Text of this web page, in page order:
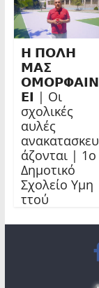
𝝜 𝝥𝝤𝝠𝝜
𝝡𝝖𝝨
𝝤𝝡𝝤𝝦𝝫𝝖𝝞𝝢
𝝚𝝞 | Οι
σχολικές
αυλές
ανακατασκευ
άζονται | 1ο
Δημοτικό
Σχολείο Υμη
ττού